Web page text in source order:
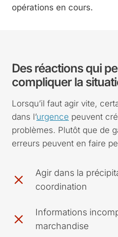
opérations en cours.
Des réactions qui
compliquer la
Lorsqu’il faut agir vite,
dans l’urgence peuvent
problèmes. Plutôt que de
erreurs peuvent en faire
Agir dans la
coordination
Informations
marchandise